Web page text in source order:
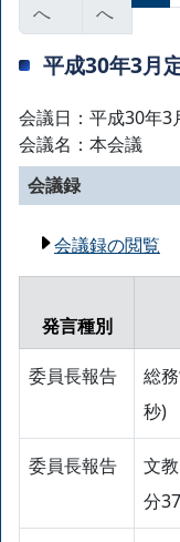
へ
へ
平成30年3月
会議日：平成30年3
会議名：本会議
会議録
会議録の閲覧
発言種別
委員長報告
総
秒)
委員長報告
文
分